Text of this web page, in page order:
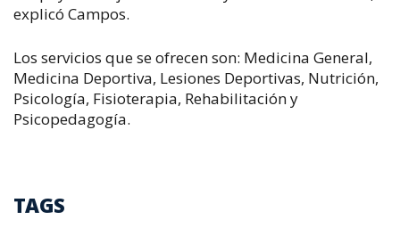
explicó Campos.
Los servicios que se ofrecen son: Medicina General,
Medicina Deportiva, Lesiones Deportivas, Nutrición,
Psicología, Fisioterapia, Rehabilitación y
Psicopedagogía.
TAGS